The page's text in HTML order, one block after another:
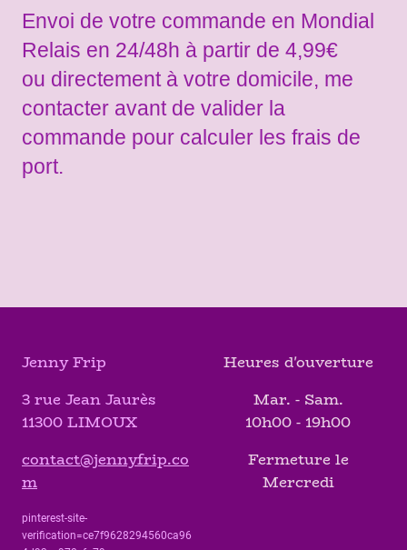
Envoi de votre commande en Mondial
Relais en 24/48h à partir de 4,99€
ou directement à votre domicile, me
contacter avant de valider la
commande pour calculer les frais de
port.
Jenny Frip
3 rue Jean Jaurès
11300 LIMOUX
contact@jennyfrip.co
m
pinterest-site-
verification=ce7f9628294560ca96
Heures d'ouverture
Mar. - Sam.
10h00 - 19h00
Fermeture le
Mercredi